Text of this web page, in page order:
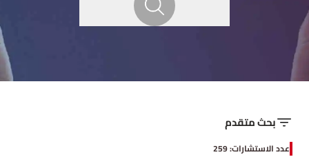
بحث متقدم
عدد الاستشارات: 259